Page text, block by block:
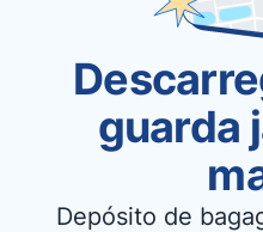
guarda
Depósito de